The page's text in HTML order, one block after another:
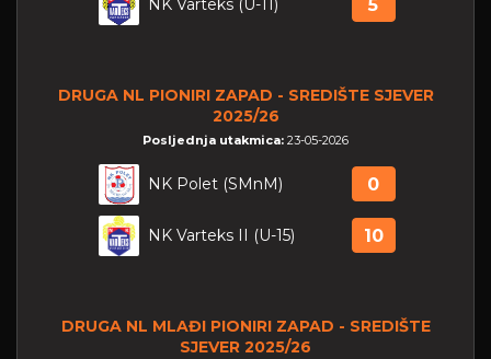
5
DRUGA NL PIONIRI ZAPAD - SREDIŠTE SJEVER
2025/26
Posljednja utakmica: 23-05-2026
NK Polet (SMnM) 0
NK Varteks II (U-15) 10
DRUGA NL MLAĐI PIONIRI ZAPAD - SREDIŠTE
SJEVER 2025/26